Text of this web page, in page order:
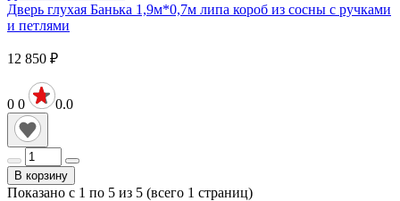
Дверь глухая Банька 1,9м*0,7м липа короб из сосны с ручками
и петлями
12 850 ₽
0 0 0.0
В корзину
Показано с 1 по 5 из 5 (всего 1 страниц)